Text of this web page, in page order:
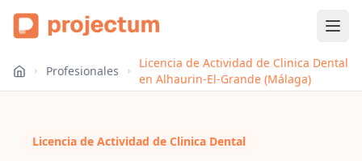
Profesionales
Licencia de Actividad de Clinica Dental
en Alhaurin-El-Grande (Málaga)
Licencia de Actividad de Clinica Dental